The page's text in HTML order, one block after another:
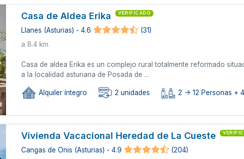
Casa de Aldea Erika VERIFICADO
Llanes (Asturias) - 4.6
(31)
a 8.4 km.
Casa de aldea Erika es un complejo rural totalmente reformado
a la localidad asturiana de Posada de ...
Alquiler íntegro 2 unidades 2 -> 12 Personas +
Vivienda Vacacional Heredad de La Cueste
Cangas de Onis (Asturias) - 4.9
(204)